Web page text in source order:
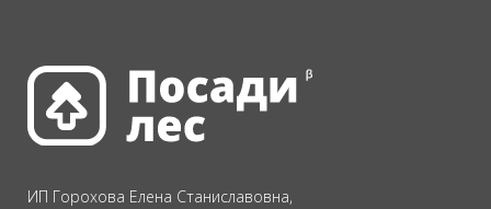
ИП Горохова Елена Станиславовна,